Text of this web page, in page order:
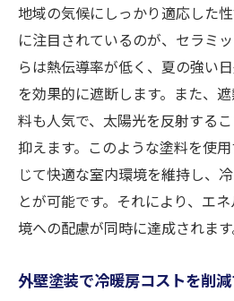
地域の気候にしっかり適応した
に注目されているのが、セラミ
らは熱伝導率が低く、夏の強い
を効果的に遮断します。また、
料も人気で、太陽光を反射する
抑えます。このような塗料を使
じて快適な室内環境を維持し、
とが可能です。それにより、エ
境への配慮が同時に達成されます
外壁塗装で冷暖房コストを削